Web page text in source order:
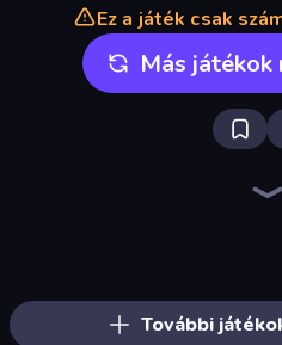
Ez a játék csak
Más
További